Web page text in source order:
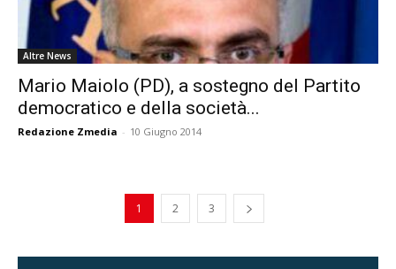
Altre News
Mario Maiolo (PD), a sostegno del Partito
democratico e della società...
Redazione Zmedia - 10 Giugno 2014
1 2 3